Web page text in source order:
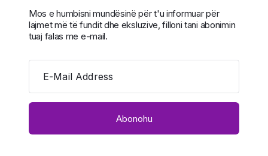
Mos e humbisni mundësinë për t'u informuar për
lajmet më të fundit dhe eksluzive, filloni tani abonimin
tuaj falas me e-mail.
E-Mail Address